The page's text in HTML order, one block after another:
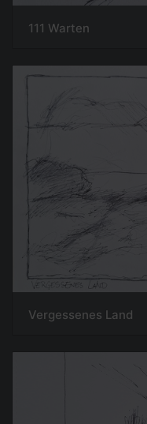
111 Warten
Vergessenes Land